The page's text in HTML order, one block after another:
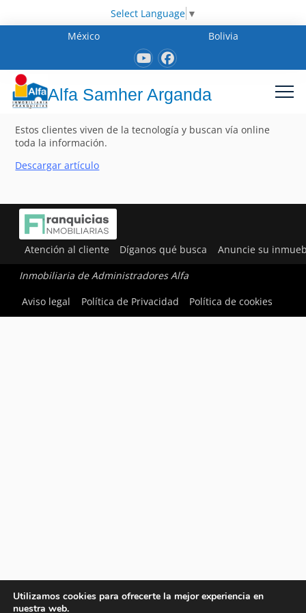
Select Language ▼
México
Bolivia
Alfa Samher Arganda
Estos clientes viven de la tecnología y buscan vía online
toda la información.
Descargar artículo
Atención al cliente Díganos qué busca Anuncie su
Inmobiliaria de Administradores Alfa
Aviso legal
Política de Privacidad Política de cookies
Utilizamos cookies para ofrecerte la mejor experiencia en
nuestra web.